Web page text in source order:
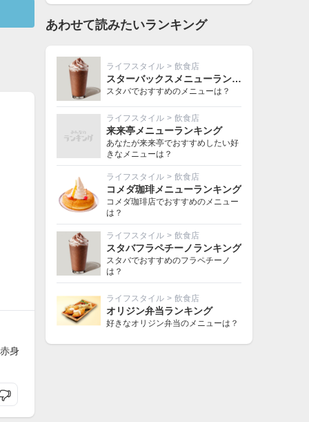
身
あわせて読みたいランキング
ライフスタイル > 飲食店
スターバックスメニューランキング
スタバでおすすめのメニューは？
ライフスタイル > 飲食店
来来亭メニューランキング
あなたが来来亭でおすすめしたい好
きなメニューは？
ライフスタイル > 飲食店
コメダ珈琲メニューランキング
コメダ珈琲店でおすすめのメニュー
は？
ライフスタイル > 飲食店
スタバフラペチーノランキング
スタバでおすすめのフラペチーノ
は？
ライフスタイル > 飲食店
オリジン弁当ランキング
好きなオリジン弁当のメニューは？